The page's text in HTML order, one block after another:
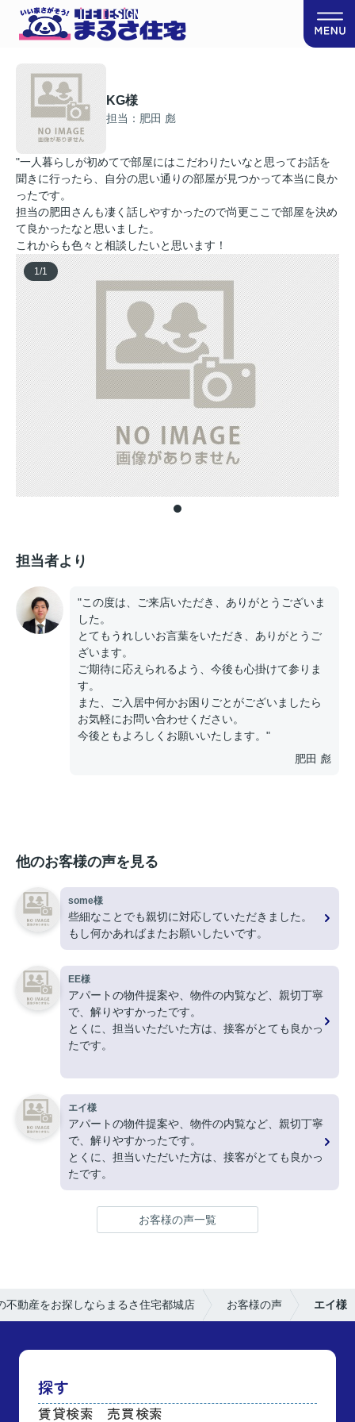
KG様
担当：肥田 彪
"一人暮らしが初めてで部屋にはこだわりたいなと思ってお話を
聞きに行ったら、自分の思い通りの部屋が見つかって本当に良か
ったです。
担当の肥田さんも凄く話しやすかったので尚更ここで部屋を決め
て良かったなと思いました。
これからも色々と相談したいと思います！
1/1
担当者より
"この度は、ご来店いただき、ありがとうございま
した。
とてもうれしいお言葉をいただき、ありがとうご
ざいます。
ご期待に応えられるよう、今後も心掛けて参りま
す。
また、ご入居中何かお困りごとがございましたら
お気軽にお問い合わせください。
今後ともよろしくお願いいたします。"
肥田 彪
他のお客様の声を見る
some様
些細なことでも親切に対応していただきました。
もし何かあればまたお願いしたいです。
EE様
アパートの物件提案や、物件の内覧など、親切丁寧
で、解りやすかったです。
とくに、担当いただいた方は、接客がとても良かっ
たです。
ありがとうございました。
エイ様
アパートの物件提案や、物件の内覧など、親切丁寧
で、解りやすかったです。
とくに、担当いただいた方は、接客がとても良かっ
たです。
お客様の声一覧
不動産をお探しならまるさ住宅都城店 お客様の声 エイ様
探す
賃貸検索 売買検索